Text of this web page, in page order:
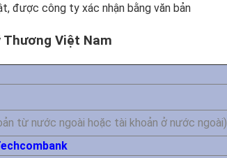
được công ty xác nhận bằng văn bản
Thương Việt Nam
từ nước ngoài hoặc tài khoản ở nước ngoài)